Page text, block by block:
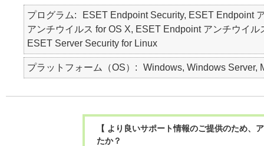
プログラム
ESET Endpoint Security, ESET Endpoint
アンチウイルス for OS X, ESET Endpoint アンチウイ
ESET Server Security for Linux
プラットフォーム（OS） Windows, Windows Server,
【 より良いサポート情報のご提供のため
たか？